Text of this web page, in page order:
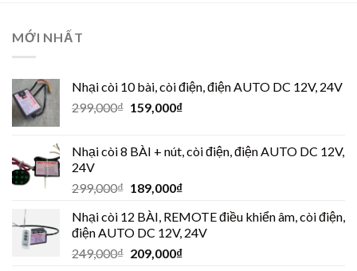
MỚI NHẤT
Nhại còi 10 bài, còi điện, điện AUTO DC 12V, 24V
299,000₫ 159,000₫
Nhại còi 8 BÀI + nút, còi điện, điện AUTO DC 12V,
24V
299,000₫ 189,000₫
Nhại còi 12 BÀI, REMOTE điều khiển âm, còi điện,
điện AUTO DC 12V, 24V
249,000₫ 209,000₫